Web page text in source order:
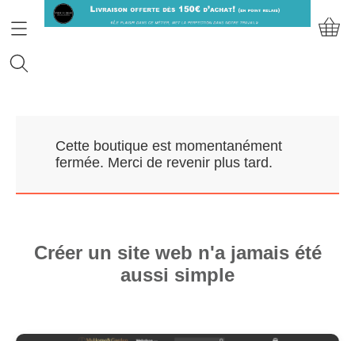
Prendre RDV
Nos Marques
Contact
Cette boutique est momentanément
fermée. Merci de revenir plus tard.
Créer un site web n'a jamais été
aussi simple